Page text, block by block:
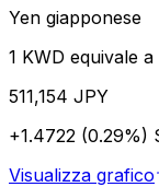
Yen giapponese
1 KWD equivale a
511,154 JPY
+1.4722 (0.29%)
Visualizza grafico